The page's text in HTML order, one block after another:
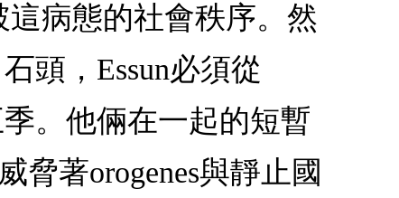
病態的社會秩序。然
頭，Essun必須從
。他倆在一起的短暫
脅著orogenes與靜止國